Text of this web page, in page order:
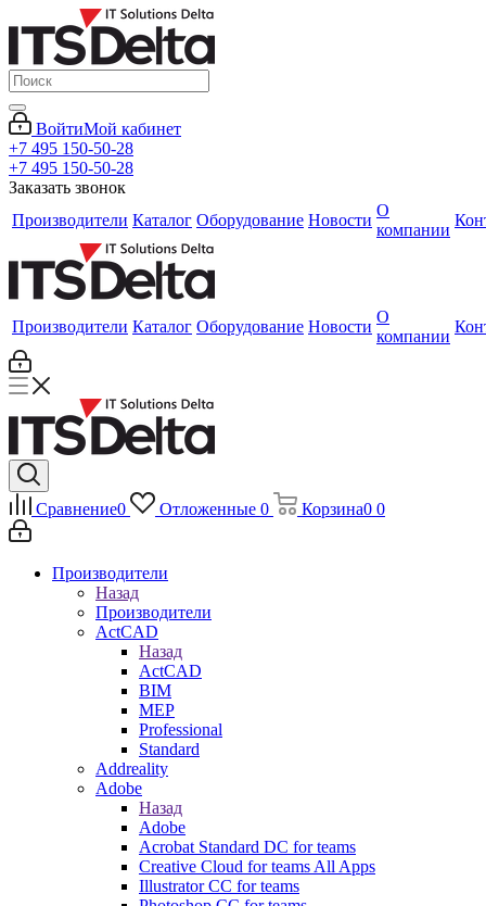
ВойтиМой кабинет
+7 495 150-50-28
+7 495 150-50-28
Заказать звонок
Производители Каталог Оборудование Новости
О
компании
Производители Каталог Оборудование Новости
О
компании
Сравнение0 Отложенные 0 Корзина0 0
Производители
Назад
Производители
ActCAD
Назад
ActCAD
BIM
MEP
Professional
Standard
Addreality
Adobe
Назад
Adobe
Acrobat Standard DC for teams
Creative Cloud for teams All Apps
Illustrator CC for teams